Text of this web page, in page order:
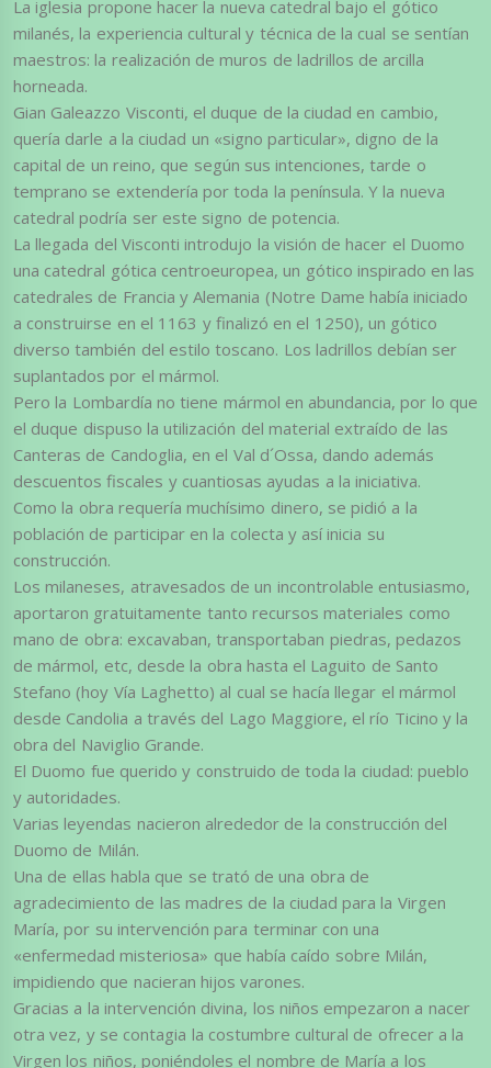
La iglesia propone hacer la nueva catedral bajo el gótico
milanés, la experiencia cultural y técnica de la cual se sentían
maestros: la realización de muros de ladrillos de arcilla
horneada.
Gian Galeazzo Visconti, el duque de la ciudad en cambio,
quería darle a la ciudad un «signo particular», digno de la
capital de un reino, que según sus intenciones, tarde o
temprano se extendería por toda la península. Y la nueva
catedral podría ser este signo de potencia.
La llegada del Visconti introdujo la visión de hacer el Duomo
una catedral gótica centroeuropea, un gótico inspirado en las
catedrales de Francia y Alemania (Notre Dame había iniciado
a construirse en el 1163 y finalizó en el 1250), un gótico
diverso también del estilo toscano. Los ladrillos debían ser
suplantados por el mármol.
Pero la Lombardía no tiene mármol en abundancia, por lo que
el duque dispuso la utilización del material extraído de las
Canteras de Candoglia, en el Val d´Ossa, dando además
descuentos fiscales y cuantiosas ayudas a la iniciativa.
Como la obra requería muchísimo dinero, se pidió a la
población de participar en la colecta y así inicia su
construcción.
Los milaneses, atravesados de un incontrolable entusiasmo,
aportaron gratuitamente tanto recursos materiales como
mano de obra: excavaban, transportaban piedras, pedazos
de mármol, etc, desde la obra hasta el Laguito de Santo
Stefano (hoy Vía Laghetto) al cual se hacía llegar el mármol
desde Candolia a través del Lago Maggiore, el río Ticino y la
obra del Naviglio Grande.
El Duomo fue querido y construido de toda la ciudad: pueblo
y autoridades.
Varias leyendas nacieron alrededor de la construcción del
Duomo de Milán.
Una de ellas habla que se trató de una obra de
agradecimiento de las madres de la ciudad para la Virgen
María, por su intervención para terminar con una
«enfermedad misteriosa» que había caído sobre Milán,
impidiendo que nacieran hijos varones.
Gracias a la intervención divina, los niños empezaron a nacer
otra vez, y se contagia la costumbre cultural de ofrecer a la
Virgen los niños, poniéndoles el nombre de María a los